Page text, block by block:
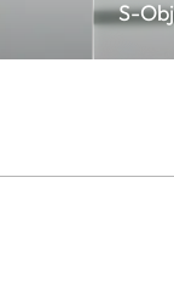
S-